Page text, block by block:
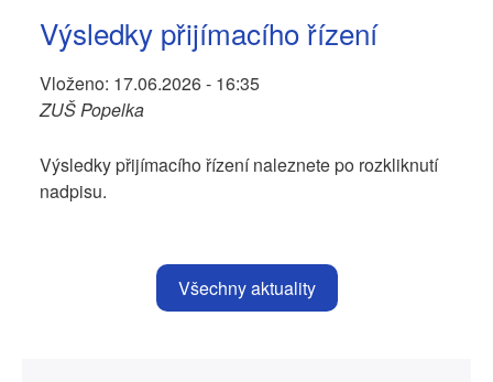
Výsledky přijímacího řízení
Vloženo: 17.06.2026 - 16:35
ZUŠ Popelka
Výsledky přijímacího řízení naleznete po rozkliknutí
nadpisu.
Všechny aktuality